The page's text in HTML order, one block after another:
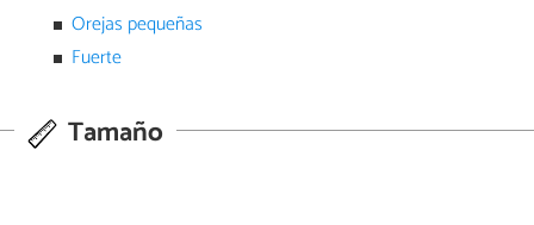
Orejas pequeñas
Fuerte
Tamaño